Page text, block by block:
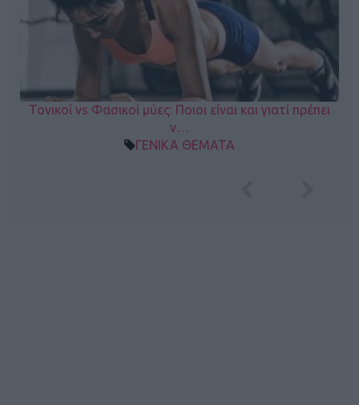
Τονικοί vs Φασικοί μύες: Ποιοι είναι και γιατί πρέπει
ν…
ΓΕΝΙΚΑ ΘΕΜΑΤΑ